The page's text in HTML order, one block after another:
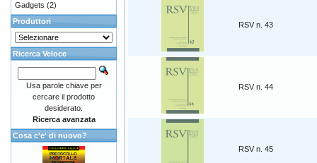
RSV n. 43
RSV n. 44
RSV n. 45
Gadgets (2)
Produttori
Ricerca Veloce
Usa parole chiave per
cercare il prodotto
desiderato.
Ricerca avanzata
Cosa c'e' di nuovo?